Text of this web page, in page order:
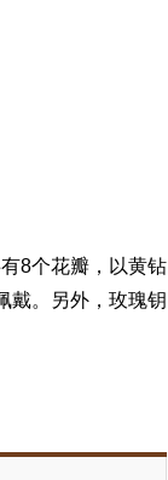
8个花瓣，以黄钻
戴。另外，玫瑰钥